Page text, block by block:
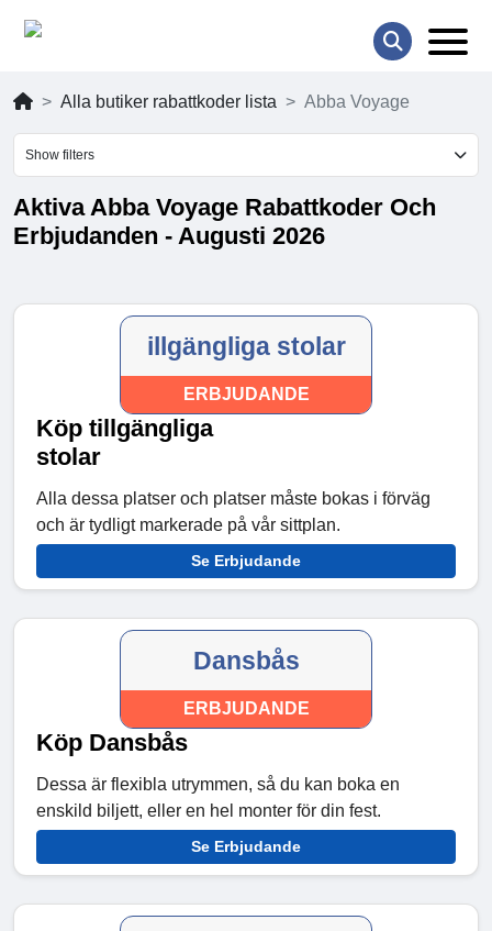
Alla butiker rabattkoder lista Abba Voyage
Show filters
Aktiva Abba Voyage Rabattkoder Och
Erbjudanden - Augusti 2026
illgängliga stolar
ERBJUDANDE
Köp tillgängliga
stolar
Alla dessa platser och platser måste bokas i förväg
och är tydligt markerade på vår sittplan.
Se Erbjudande
Dansbås
ERBJUDANDE
Köp Dansbås
Dessa är flexibla utrymmen, så du kan boka en
enskild biljett, eller en hel monter för din fest.
Se Erbjudande